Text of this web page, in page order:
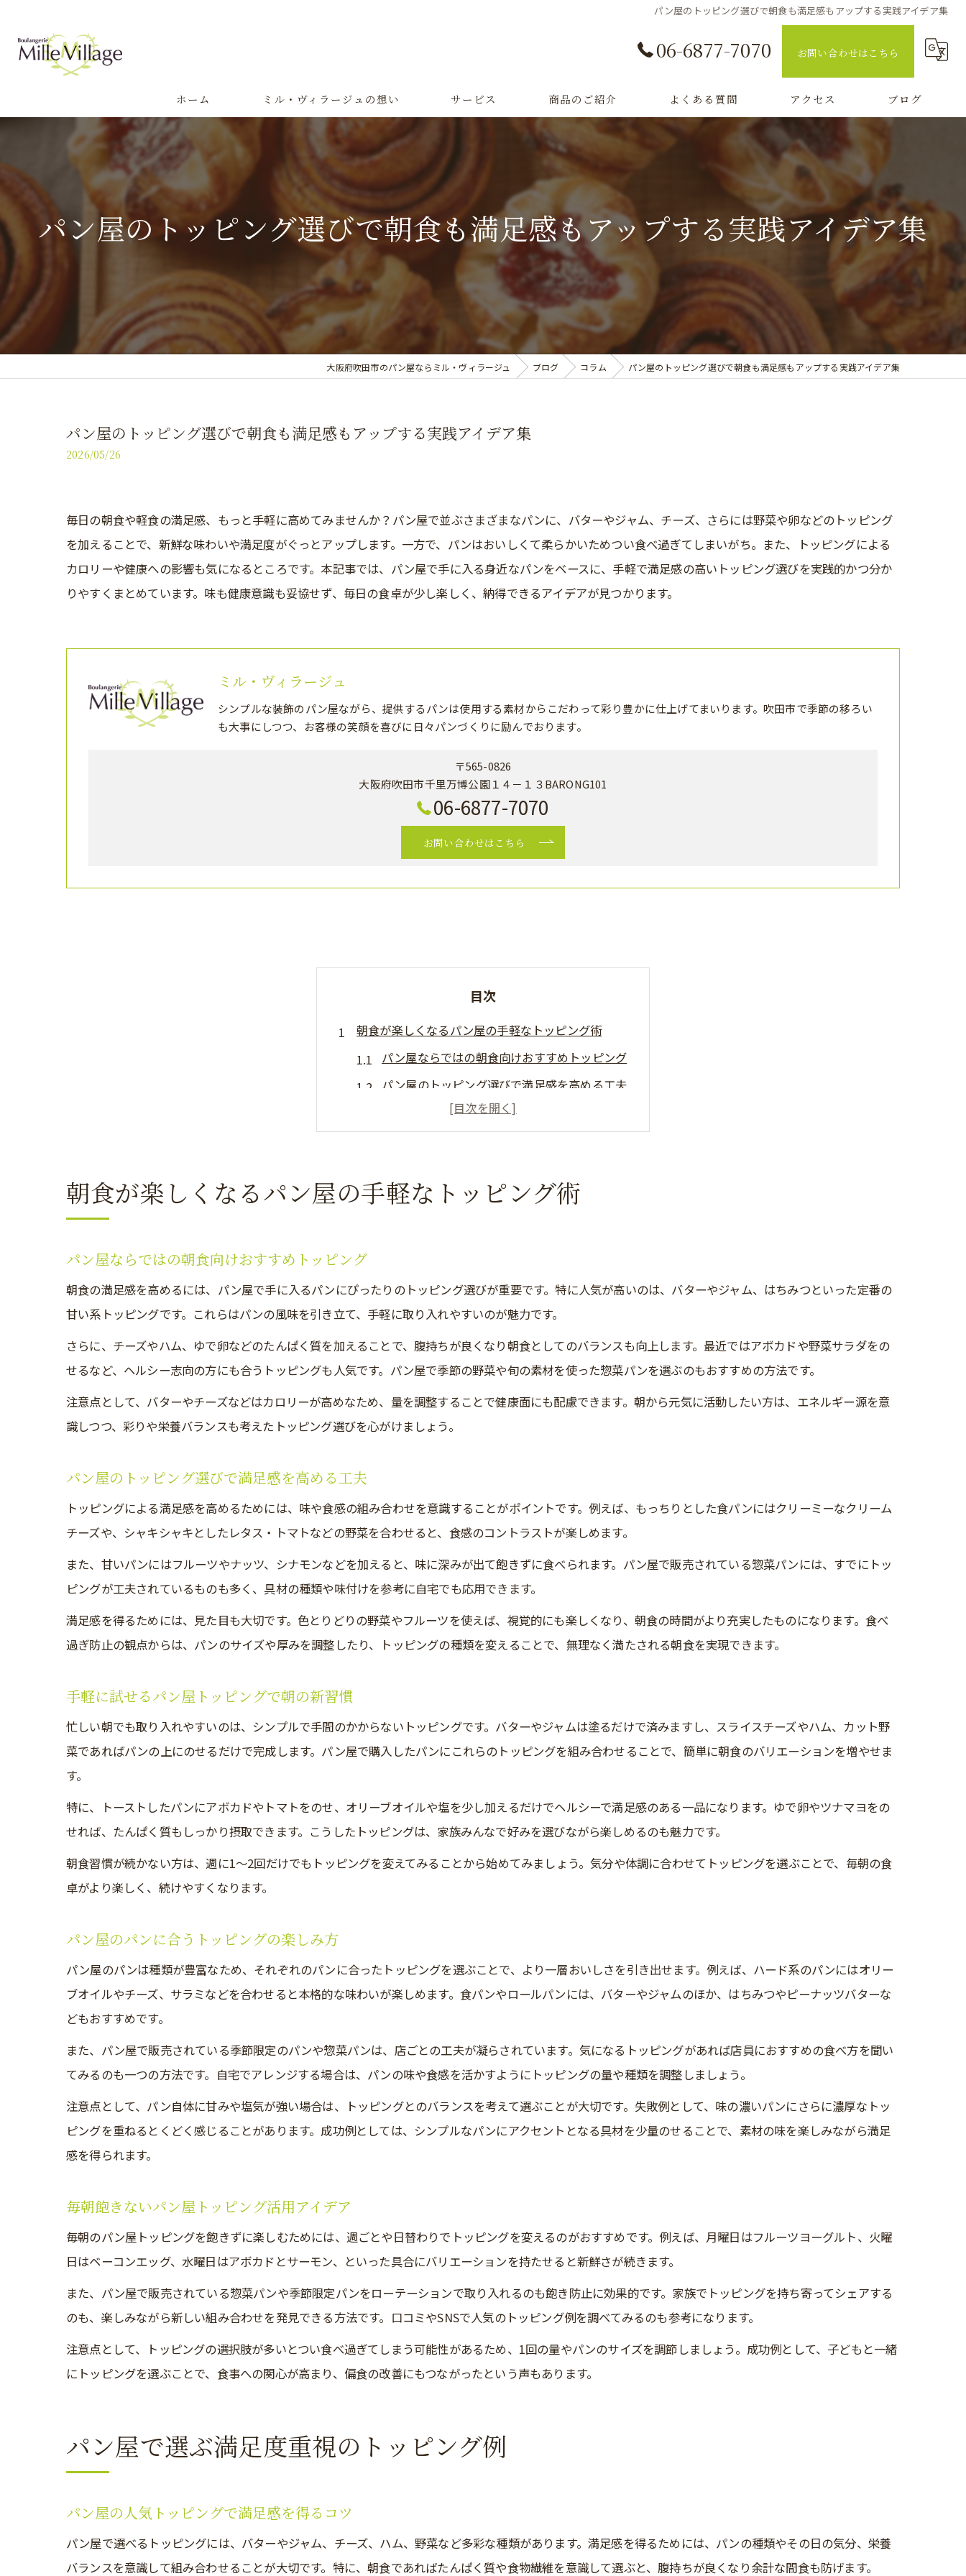
パン屋のトッピング選びで朝食も満足感もアップする実践アイデア集
06-6877-7070 お問い合わせはこちら
ホーム ミル・ヴィラージュの想い サービス
一升パン
パン教室・パン学校
商品のご紹介 よくある質問 アクセス ブログ
パン屋のトッピング選びで朝食も満足感もアップする実践アイデア集
大阪府吹田市のパン屋ならミル・ヴィラージュ ブログ コラム パン屋のトッピング選びで朝食も満足感もアップする実践アイデア集
パン屋のトッピング選びで朝食も満足感もアップする実践アイデア集
2026/05/26
毎日の朝食や軽食の満足感、もっと手軽に高めてみませんか？パン屋で並ぶさまざまなパンに、バターやジャム、チーズ、さらには野菜や卵などのトッピング
を加えることで、新鮮な味わいや満足度がぐっとアップします。一方で、パンはおいしくて柔らかいためつい食べ過ぎてしまいがち。また、トッピングによる
カロリーや健康への影響も気になるところです。本記事では、パン屋で手に入る身近なパンをベースに、手軽で満足感の高いトッピング選びを実践的かつ分か
りやすくまとめています。味も健康意識も妥協せず、毎日の食卓が少し楽しく、納得できるアイデアが見つかります。
ミル・ヴィラージュ
シンプルな装飾のパン屋ながら、提供するパンは使用する素材からこだわって彩り豊かに仕上げてまいります。吹田市で季節の移ろい
も大事にしつつ、お客様の笑顔を喜びに日々パンづくりに励んでおります。
〒565-0826
大阪府吹田市千里万博公園１４－１３BARONG101
06-6877-7070
お問い合わせはこちら
目次
朝食が楽しくなるパン屋の手軽なトッピング術
パン屋ならではの朝食向けおすすめトッピング
パン屋のトッピング選びで満足感を高める工夫
手軽に試せるパン屋トッピングで朝の新習慣
パン屋で選ぶ満足度重視のトッピング例
トッピングで味わい広がるパン屋の魅力
パン屋トッピングが広げる味覚の世界
カロリーを抑えるパン屋トッピングの選び方
パン屋のパンを健康意識で選ぶトッピング術
パン屋のヘルシー志向トッピング実践法
パン屋トッピングを手軽に楽しむコツ
朝食が楽しくなるパン屋の手軽なトッピング術
パン屋ならではの朝食向けおすすめトッピング
朝食の満足感を高めるには、パン屋で手に入るパンにぴったりのトッピング選びが重要です。特に人気が高いのは、バターやジャム、はちみつといった定番の
甘い系トッピングです。これらはパンの風味を引き立て、手軽に取り入れやすいのが魅力です。
さらに、チーズやハム、ゆで卵などのたんぱく質を加えることで、腹持ちが良くなり朝食としてのバランスも向上します。最近ではアボカドや野菜サラダをの
せるなど、ヘルシー志向の方にも合うトッピングも人気です。パン屋で季節の野菜や旬の素材を使った惣菜パンを選ぶのもおすすめの方法です。
注意点として、バターやチーズなどはカロリーが高めなため、量を調整することで健康面にも配慮できます。朝から元気に活動したい方は、エネルギー源を意
識しつつ、彩りや栄養バランスも考えたトッピング選びを心がけましょう。
パン屋のトッピング選びで満足感を高める工夫
トッピングによる満足感を高めるためには、味や食感の組み合わせを意識することがポイントです。例えば、もっちりとした食パンにはクリーミーなクリーム
チーズや、シャキシャキとしたレタス・トマトなどの野菜を合わせると、食感のコントラストが楽しめます。
また、甘いパンにはフルーツやナッツ、シナモンなどを加えると、味に深みが出て飽きずに食べられます。パン屋で販売されている惣菜パンには、すでにトッ
ピングが工夫されているものも多く、具材の種類や味付けを参考に自宅でも応用できます。
満足感を得るためには、見た目も大切です。色とりどりの野菜やフルーツを使えば、視覚的にも楽しくなり、朝食の時間がより充実したものになります。食べ
過ぎ防止の観点からは、パンのサイズや厚みを調整したり、トッピングの種類を変えることで、無理なく満たされる朝食を実現できます。
手軽に試せるパン屋トッピングで朝の新習慣
忙しい朝でも取り入れやすいのは、シンプルで手間のかからないトッピングです。バターやジャムは塗るだけで済みますし、スライスチーズやハム、カット野
菜であればパンの上にのせるだけで完成します。パン屋で購入したパンにこれらのトッピングを組み合わせることで、簡単に朝食のバリエーションを増やせま
す。
特に、トーストしたパンにアボカドやトマトをのせ、オリーブオイルや塩を少し加えるだけでヘルシーで満足感のある一品になります。ゆで卵やツナマヨをの
せれば、たんぱく質もしっかり摂取できます。こうしたトッピングは、家族みんなで好みを選びながら楽しめるのも魅力です。
朝食習慣が続かない方は、週に1～2回だけでもトッピングを変えてみることから始めてみましょう。気分や体調に合わせてトッピングを選ぶことで、毎朝の食
卓がより楽しく、続けやすくなります。
パン屋のパンに合うトッピングの楽しみ方
パン屋のパンは種類が豊富なため、それぞれのパンに合ったトッピングを選ぶことで、より一層おいしさを引き出せます。例えば、ハード系のパンにはオリー
ブオイルやチーズ、サラミなどを合わせると本格的な味わいが楽しめます。食パンやロールパンには、バターやジャムのほか、はちみつやピーナッツバターな
どもおすすめです。
また、パン屋で販売されている季節限定のパンや惣菜パンは、店ごとの工夫が凝らされています。気になるトッピングがあれば店員におすすめの食べ方を聞い
てみるのも一つの方法です。自宅でアレンジする場合は、パンの味や食感を活かすようにトッピングの量や種類を調整しましょう。
注意点として、パン自体に甘みや塩気が強い場合は、トッピングとのバランスを考えて選ぶことが大切です。失敗例として、味の濃いパンにさらに濃厚なトッ
ピングを重ねるとくどく感じることがあります。成功例としては、シンプルなパンにアクセントとなる具材を少量のせることで、素材の味を楽しみながら満足
感を得られます。
毎朝飽きないパン屋トッピング活用アイデア
毎朝のパン屋トッピングを飽きずに楽しむためには、週ごとや日替わりでトッピングを変えるのがおすすめです。例えば、月曜日はフルーツヨーグルト、火曜
日はベーコンエッグ、水曜日はアボカドとサーモン、といった具合にバリエーションを持たせると新鮮さが続きます。
また、パン屋で販売されている惣菜パンや季節限定パンをローテーションで取り入れるのも飽き防止に効果的です。家族でトッピングを持ち寄ってシェアする
のも、楽しみながら新しい組み合わせを発見できる方法です。口コミやSNSで人気のトッピング例を調べてみるのも参考になります。
注意点として、トッピングの選択肢が多いとつい食べ過ぎてしまう可能性があるため、1回の量やパンのサイズを調節しましょう。成功例として、子どもと一緒
にトッピングを選ぶことで、食事への関心が高まり、偏食の改善にもつながったという声もあります。
パン屋で選ぶ満足度重視のトッピング例
パン屋の人気トッピングで満足感を得るコツ
パン屋で選べるトッピングには、バターやジャム、チーズ、ハム、野菜など多彩な種類があります。満足感を得るためには、パンの種類やその日の気分、栄養
バランスを意識して組み合わせることが大切です。特に、朝食であればたんぱく質や食物繊維を意識して選ぶと、腹持ちが良くなり余計な間食も防げます。
お問い合わせはこちら
お問い合わせはこちら